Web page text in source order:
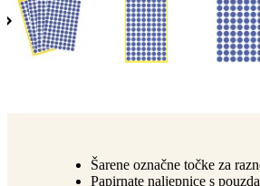
Šarene označne točke za
Papirnate naljepnice s